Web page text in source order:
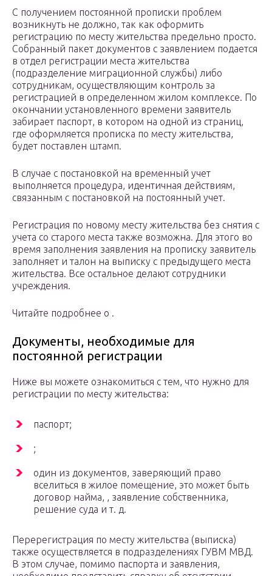
С получением постоянной прописки проблем
возникнуть не должно, так как оформить
регистрацию по месту жительства предельно просто.
Собранный пакет документов с заявлением подается
в отдел регистрации места жительства
(подразделение миграционной службы) либо
сотрудникам, осуществляющим контроль за
регистрацией в определенном жилом комплексе. По
окончании установленного времени заявитель
забирает паспорт, в котором на одной из страниц,
где оформляется прописка по месту жительства,
будет поставлен штамп.
В случае с постановкой на временный учет
выполняется процедура, идентичная действиям,
связанным с постановкой на постоянный учет.
Регистрация по новому месту жительства без снятия с
учета со старого места также возможна. Для этого во
время заполнения заявления на прописку заявитель
заполняет и талон на выписку с предыдущего места
жительства. Все остальное делают сотрудники
учреждения.
Читайте подробнее о .
Документы, необходимые для
постоянной регистрации
Ниже вы можете ознакомиться с тем, что нужно для
регистрации по месту жительства:
паспорт;
;
один из документов, заверяющий право
вселиться в жилое помещение, это может быть
договор найма, , заявление собственника,
решение суда и т. д.
Перерегистрация по месту жительства (выписка)
также осуществляется в подразделениях ГУВМ МВД.
В этом случае, помимо паспорта и заявления,